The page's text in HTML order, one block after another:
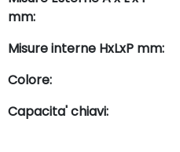
mm:
Misure interne HxLxP mm:
Colore:
Capacita' chiavi: